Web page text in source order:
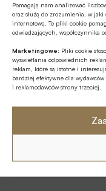
Pomagają nam analizować
oraz służą do zrozumienia, w
internetową. Te pliki cookie
odwiedzających, współczynnika
Marketingowe: Pliki cookie
wyświetlania odpowiednich
reklam, które są istotne i
bardziej efektywne dla wydawców
i reklamodawców strony trzeciej.
Tagi